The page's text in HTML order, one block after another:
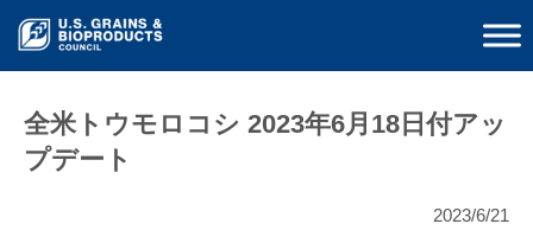
全米トウモロコシ 2023年6月18日付アッ
プデート
2023/6/21